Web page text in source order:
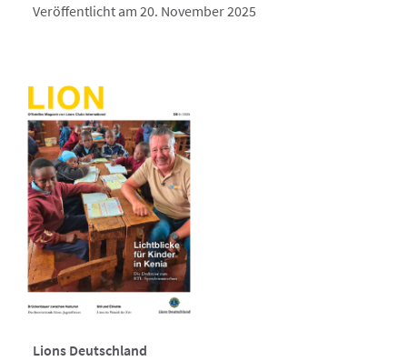
Veröffentlicht am 20. November 2025
Lions Deutschland